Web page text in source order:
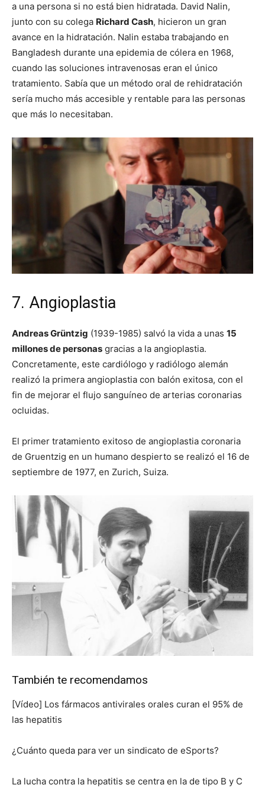
a una persona si no está bien hidratada. David Nalin,
junto con su colega Richard Cash, hicieron un gran
avance en la hidratación. Nalin estaba trabajando en
Bangladesh durante una epidemia de cólera en 1968,
cuando las soluciones intravenosas eran el único
tratamiento. Sabía que un método oral de rehidratación
sería mucho más accesible y rentable para las personas
que más lo necesitaban.
7. Angioplastia
Andreas Grüntzig (1939-1985) salvó la vida a unas 15
millones de personas gracias a la angioplastia.
Concretamente, este cardiólogo y radiólogo alemán
realizó la primera angioplastia con balón exitosa, con el
fin de mejorar el flujo sanguíneo de arterias coronarias
ocluidas.
El primer tratamiento exitoso de angioplastia coronaria
de Gruentzig en un humano despierto se realizó el 16 de
septiembre de 1977, en Zurich, Suiza.
También te recomendamos
[Vídeo] Los fármacos antivirales orales curan el 95% de
las hepatitis
¿Cuánto queda para ver un sindicato de eSports?
La lucha contra la hepatitis se centra en la de tipo B y C